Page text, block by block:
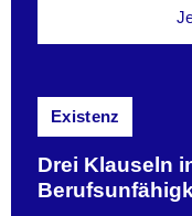
Existenz
Drei Klauseln